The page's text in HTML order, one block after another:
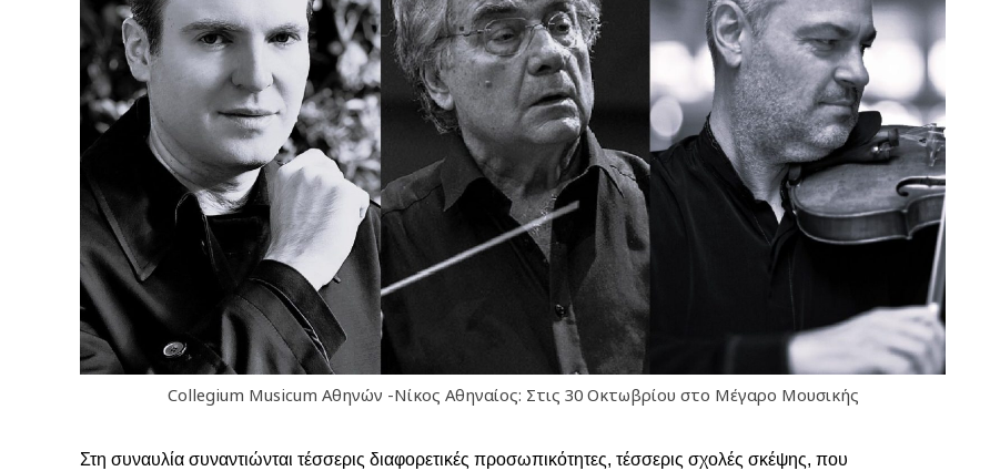
Collegium Musicum Αθηνών -Νίκος Αθηναίος: Στις 30 Οκτωβρίου στο Μέγαρο Μουσικής
Στη συναυλία συναντιώνται τέσσερις διαφορετικές προσωπικότητες, τέσσερις σχολές σκέψης, που